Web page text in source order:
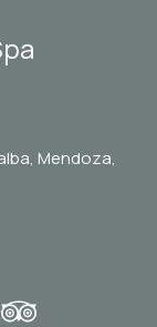
Mendoza,